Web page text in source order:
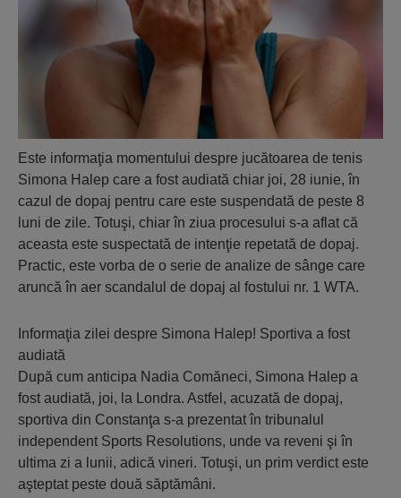
Este informaţia momentului despre jucătoarea de tenis
Simona Halep care a fost audiată chiar joi, 28 iunie, în
cazul de dopaj pentru care este suspendată de peste 8
luni de zile. Totuşi, chiar în ziua procesului s-a aflat că
aceasta este suspectată de intenţie repetată de dopaj.
Practic, este vorba de o serie de analize de sânge care
aruncă în aer scandalul de dopaj al fostului nr. 1 WTA.
Informaţia zilei despre Simona Halep! Sportiva a fost
audiată
După cum anticipa Nadia Comăneci, Simona Halep a
fost audiată, joi, la Londra. Astfel, acuzată de dopaj,
sportiva din Constanţa s-a prezentat în tribunalul
independent Sports Resolutions, unde va reveni şi în
ultima zi a lunii, adică vineri. Totuşi, un prim verdict este
aşteptat peste două săptămâni.